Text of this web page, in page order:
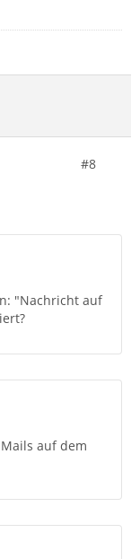
#8
"Nachricht auf
auf dem